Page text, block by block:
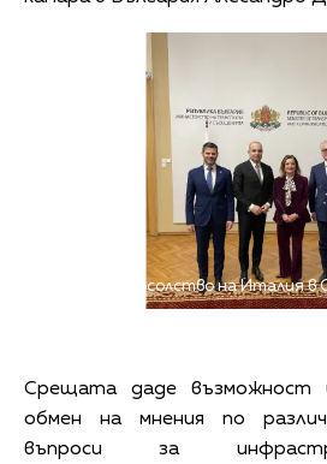
Снимка: Посолство на Италия в
Срещата даде възможност
обмен на мнения по
въпроси за